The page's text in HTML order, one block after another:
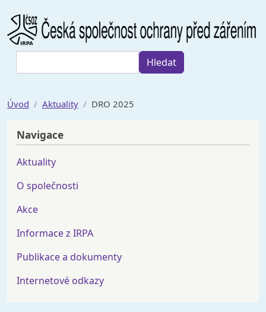
Hledat
Úvod Aktuality DRO 2025
Navigace
Aktuality
O společnosti
Akce
Informace z IRPA
Publikace a dokumenty
Internetové odkazy